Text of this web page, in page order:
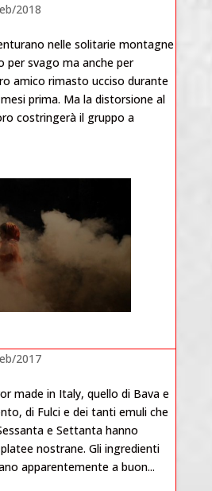
2018
nelle solitarie montagne
per svago ma anche per
amico rimasto ucciso durante
prima. Ma la distorsione al
costringerà il gruppo a
2017
made in Italy, quello di Bava e
di Fulci e dei tanti emuli che
e Settanta hanno
nostrane. Gli ingredienti
apparentemente a buon...